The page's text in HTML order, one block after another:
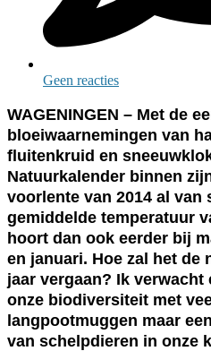
Geen reacties
WAGENINGEN – Met de
bloeiwaarnemingen van
fluitenkruid en
Natuurkalender binnen
voorlente van 2014 al van
gemiddelde temperatuur
hoort dan ook eerder bij
en januari. Hoe zal het de
jaar vergaan? Ik
onze biodiversiteit met
langpootmuggen maar
van schelpdieren in onze